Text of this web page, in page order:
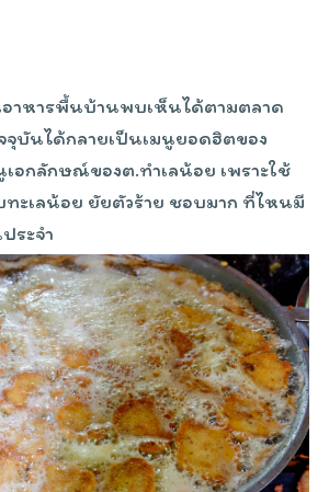
าหารพื้นบ้านพบเห็นได้ตามตลาด
จุบันได้กลายเป็นเมนูยอดฮิตของ
อกลักษณ์ของต.ทำเลน้อย เพราะใช้
ทะเลน้อย ยัยตัวร้าย ชอบมาก ที่ไหนมี
ระจำ